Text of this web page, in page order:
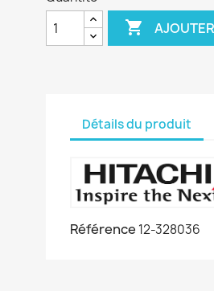

Détails du produit
Référence 12-328036